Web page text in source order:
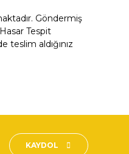
Göndermiş
Tespit
aldığınız
KAYDOL